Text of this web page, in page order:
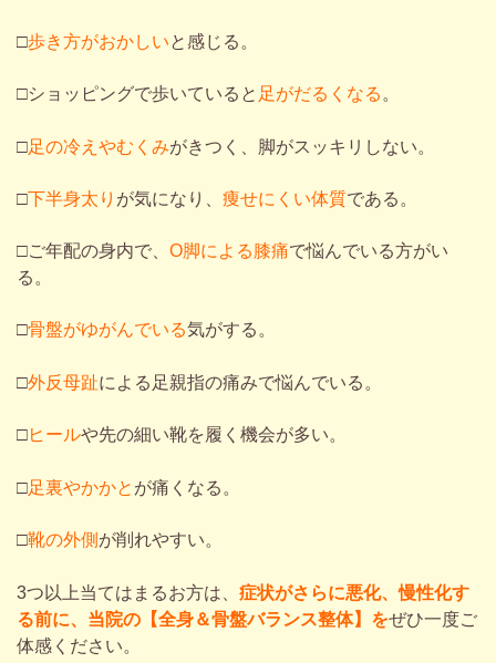
□歩き方がおかしいと感じる。
□ショッピングで歩いていると 足がだるくなる 。
□足の冷えやむくみがきつく、脚がスッキリしない。
□下半身太り が気になり、 痩せにくい体質である。
□ご年配の身内で、 O脚による膝痛で悩んでいる方がい
る。
□骨盤がゆがんでいる気がする。
□外反母趾による足親指の痛みで悩んでいる。
□ヒールや先の細い靴を履く機会が多い。
□足裏やかかと が痛くなる。
□靴の外側 が削れやすい。
3つ以上当てはまるお方は、 症状がさらに悪化、慢性化す
る前に、当院の【全身＆骨盤バランス整体】をぜひ一度ご
体感ください。